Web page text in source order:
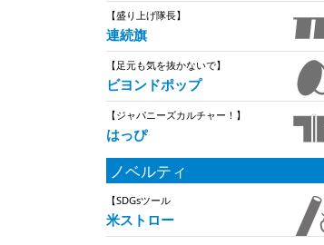
【盛り上げ隊長】
連続旗
【足元も気を抜かないで】
ビヨンドポップ
【ジャパニーズカルチャー！】
はっぴ
ノベルティ
【SDGsツール
米ストロー